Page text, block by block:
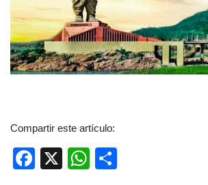
Compartir este artículo:
F
X
W